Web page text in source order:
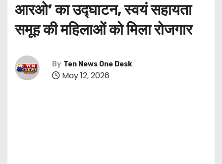
आरओ’ का उद्घाटन, स्वयं सहायता
समूह की महिलाओं को मिला रोजगार
By Ten News One Desk
May 12, 2026